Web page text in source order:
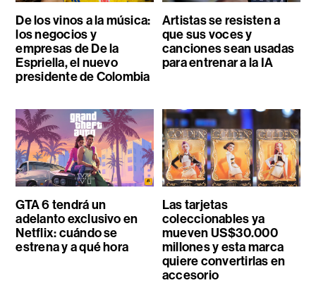
De los vinos a la música:
los negocios y
empresas de De la
Espriella, el nuevo
presidente de Colombia
Artistas se resisten a
que sus voces y
canciones sean usadas
para entrenar a la IA
GTA 6 tendrá un
adelanto exclusivo en
Netflix: cuándo se
estrena y a qué hora
Las tarjetas
coleccionables ya
mueven US$30.000
millones y esta marca
quiere convertirlas en
accesorio